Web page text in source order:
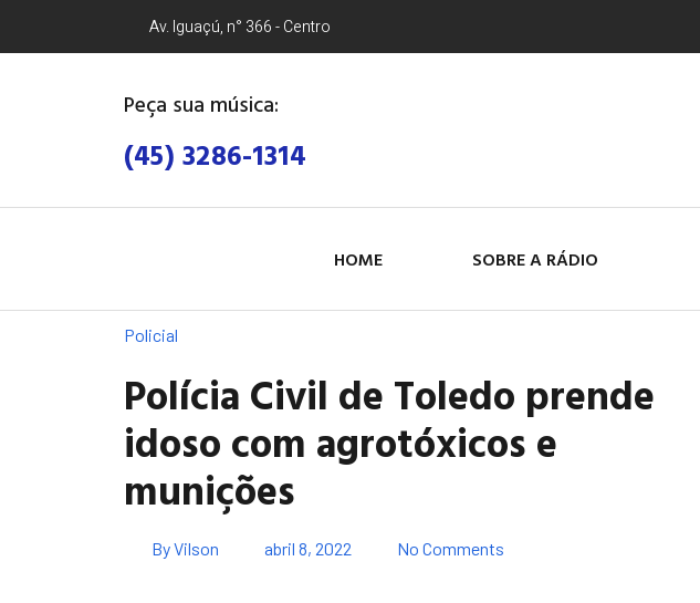
Av. Iguaçú, n° 366 - Centro
Peça sua música:
(45) 3286-1314
HOME SOBRE A RÁDIO
Policial
Polícia Civil de Toledo prende
idoso com agrotóxicos e
munições
ByVilson abril 8, 2022 No Comments